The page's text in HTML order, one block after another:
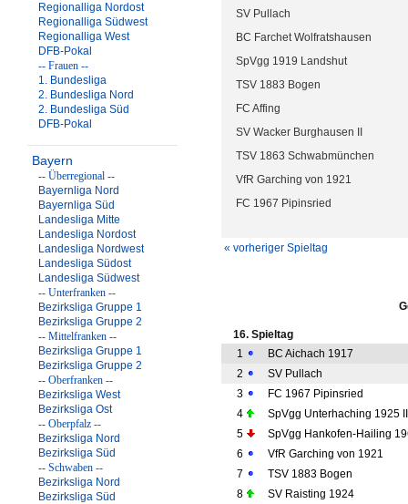
Regionalliga Nordost
Regionalliga Südwest
Regionalliga West
DFB-Pokal
-- Frauen --
1. Bundesliga
2. Bundesliga Nord
2. Bundesliga Süd
DFB-Pokal
Bayern
-- Überregional --
Bayernliga Nord
Bayernliga Süd
Landesliga Mitte
Landesliga Nordost
Landesliga Nordwest
Landesliga Südost
Landesliga Südwest
-- Unterfranken --
Bezirksliga Gruppe 1
Bezirksliga Gruppe 2
-- Mittelfranken --
Bezirksliga Gruppe 1
Bezirksliga Gruppe 2
-- Oberfranken --
Bezirksliga West
Bezirksliga Ost
-- Oberpfalz --
Bezirksliga Nord
Bezirksliga Süd
-- Schwaben --
Bezirksliga Nord
Bezirksliga Süd
SV Pullach
BC Farchet Wolfratshausen
SpVgg 1919 Landshut
TSV 1883 Bogen
FC Affing
SV Wacker Burghausen II
TSV 1863 Schwabmünchen
VfR Garching von 1921
FC 1967 Pipinsried
« vorheriger Spieltag
16. Spieltag
1
BC Aichach 1917
2
SV Pullach
3
FC 1967 Pipinsried
4
SpVgg Unterhaching 1925 II
5
SpVgg Hankofen-Hailing
6
VfR Garching von 1921
7
TSV 1883 Bogen
8
SV Raisting 1924